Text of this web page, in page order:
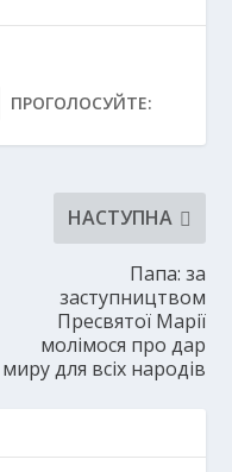
ПРОГОЛОСУЙТЕ:
НАСТУПНА
Папа: за
заступництвом
Пресвятої Марії
молімося про дар
миру для всіх народів